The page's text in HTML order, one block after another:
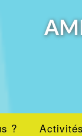
? Activités